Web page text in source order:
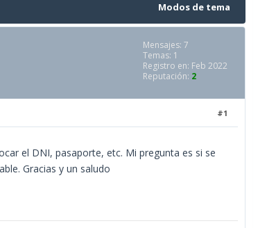
Modos de tema
Mensajes: 7
Temas: 1
Registro en: Feb 2022
Reputación: 2
#1
el DNI, pasaporte, etc. Mi pregunta es si se
Gracias y un saludo